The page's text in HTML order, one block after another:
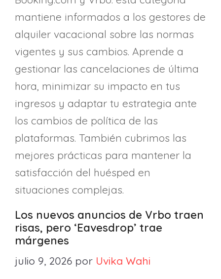
mantiene informados a los gestores de
alquiler vacacional sobre las normas
vigentes y sus cambios. Aprende a
gestionar las cancelaciones de última
hora, minimizar su impacto en tus
ingresos y adaptar tu estrategia ante
los cambios de política de las
plataformas. También cubrimos las
mejores prácticas para mantener la
satisfacción del huésped en
situaciones complejas.
Los nuevos anuncios de Vrbo traen
risas, pero ‘Eavesdrop’ trae
márgenes
julio 9, 2026 por Uvika Wahi